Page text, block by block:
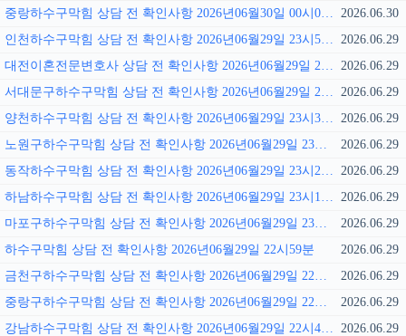
중랑하수구막힘 상담 전 확인사항 2026년06월30일 00시01분 2026.06.30
인천하수구막힘 상담 전 확인사항 2026년06월29일 23시56분 2026.06.29
대전이혼전문변호사 상담 전 확인사항 2026년06월29일 23시49분 2026.06.29
서대문구하수구막힘 상담 전 확인사항 2026년06월29일 23시41분 2026.06.29
양천하수구막힘 상담 전 확인사항 2026년06월29일 23시35분 2026.06.29
노원구하수구막힘 상담 전 확인사항 2026년06월29일 23시27분
2026.06.29
동작하수구막힘 상담 전 확인사항 2026년06월29일 23시24분 2026.06.29
하남하수구막힘 상담 전 확인사항 2026년06월29일 23시13분 2026.06.29
마포구하수구막힘 상담 전 확인사항 2026년06월29일 23시07분
2026.06.29
하수구막힘 상담 전 확인사항 2026년06월29일 22시59분
2026.06.29
금천구하수구막힘 상담 전 확인사항 2026년06월29일 22시51분
2026.06.29
중랑구하수구막힘 상담 전 확인사항 2026년06월29일 22시46분
2026.06.29
강남하수구막힘 상담 전 확인사항 2026년06월29일 22시43분 2026.06.29